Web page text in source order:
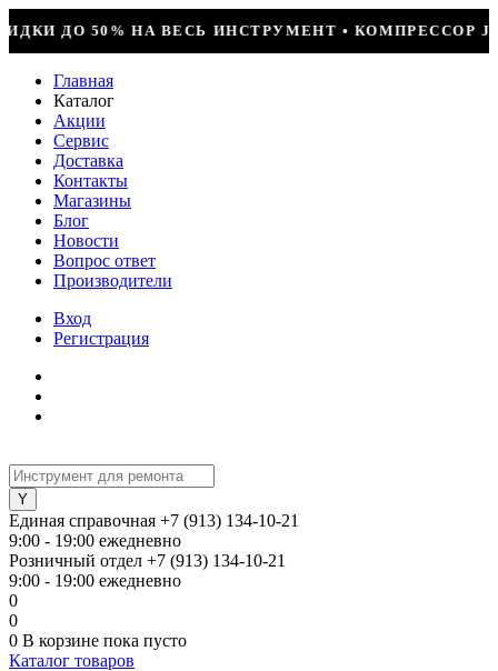
• КОМПРЕССОР JIAXIPERA T1114YB, 170ВТ, R-
Главная
Каталог
Акции
Сервис
Доставка
Контакты
Магазины
Блог
Новости
Вопрос ответ
Производители
Вход
Регистрация
Единая справочная +7 (913) 134-10-21
9:00 - 19:00 ежедневно
Розничный отдел +7 (913) 134-10-21
9:00 - 19:00 ежедневно
0
0
0 В корзине пока пусто
Каталог товаров